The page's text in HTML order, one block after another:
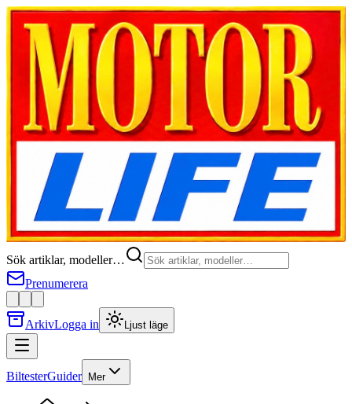
Sök artiklar, modeller…
Prenumerera
ArkivLogga in Ljust läge
BiltesterGuider Mer